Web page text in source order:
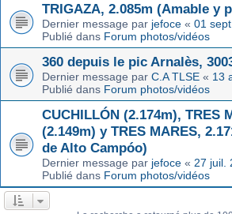
TRIGAZA, 2.085m (Amable y
Dernier message par jefoce « 01
Publié dans Forum photos/vidéos
360 depuis le pic Arnalès,
Dernier message par C.A TLSE « 13
Publié dans Forum photos/vidéos
CUCHILLÓN (2.174m), TRES
(2.149m) y TRES MARES,
de Alto Campóo)
Dernier message par jefoce « 27 juil.
Publié dans Forum photos/vidéos